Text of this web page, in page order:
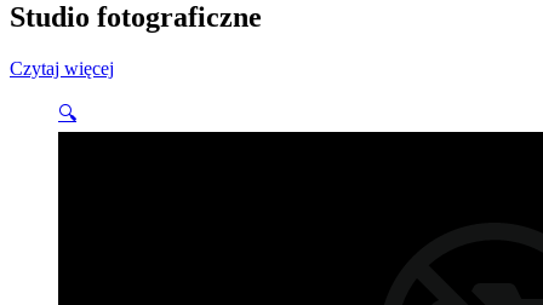
Studio fotograficzne
Czytaj więcej
🔍